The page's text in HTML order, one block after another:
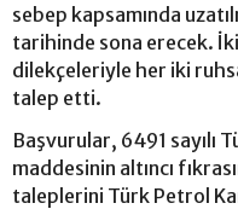
sebep kapsamında
tarihinde sona erecek.
dilekçeleriyle her iki
talep etti.
Başvurular, 6491 sayılı
maddesinin altıncı
taleplerini Türk Petrol